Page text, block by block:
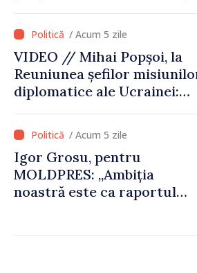
hidrologice din bazinul
râului Nistru și proiecte
comune în infrastructură și
energie
/ Acum 5 zile
VIDEO // Mihai Popșoi, la
Reuniunea șefilor
diplomatice ale Ucrainei:
alegerea. Ne-am alăturat
Ucrainei”/ Acum 5 zile
Igor Grosu, pentru
MOLDPRES: „Ambiția
noastră este ca raportul